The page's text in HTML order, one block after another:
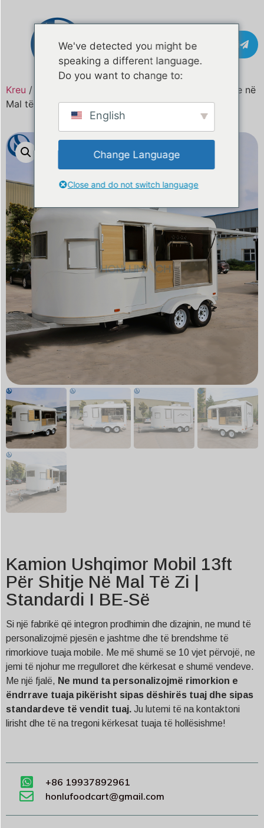
Kontakti
Kreu /
/ Kamion ushqimi mobil 13ft për shitje në
Mal të Zi | Standardi i BE-së
Kamion Ushqimor Mobil 13ft
Për Shitje Në Mal Të Zi |
Standardi I BE-Së
Si një fabrikë që integron prodhimin dhe dizajnin, ne mund të
personalizojmë pjesën e jashtme dhe të brendshme të
rimorkiove tuaja mobile. Me më shumë se 10 vjet përvojë, ne
jemi të njohur me rregulloret dhe kërkesat e shumë vendeve.
Me një fjalë, Ne mund ta personalizojmë rimorkion e
ëndrrave tuaja pikërisht sipas dëshirës tuaj dhe sipas
standardeve të vendit tuaj. Ju lutemi të na kontaktoni
lirisht dhe të na tregoni kërkesat tuaja të hollësishme!
+86 19937892961
honlufoodcart@gmail.com
We've detected you might be
speaking a different language.
Do you want to change to:
English
Change Language
Close and do not switch language